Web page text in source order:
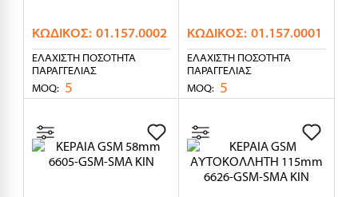
ΚΩΔΙΚΌΣ: 01.157.0002
ΕΛΆΧΙΣΤΗ ΠΟΣΌΤΗΤΑ
ΠΑΡΑΓΓΕΛΊΑΣ
MOQ: 5
ΚΩΔΙΚΌΣ: 01.157.0001
ΕΛΆΧΙΣΤΗ ΠΟΣΌΤΗΤΑ
ΠΑΡΑΓΓΕΛΊΑΣ
MOQ: 5